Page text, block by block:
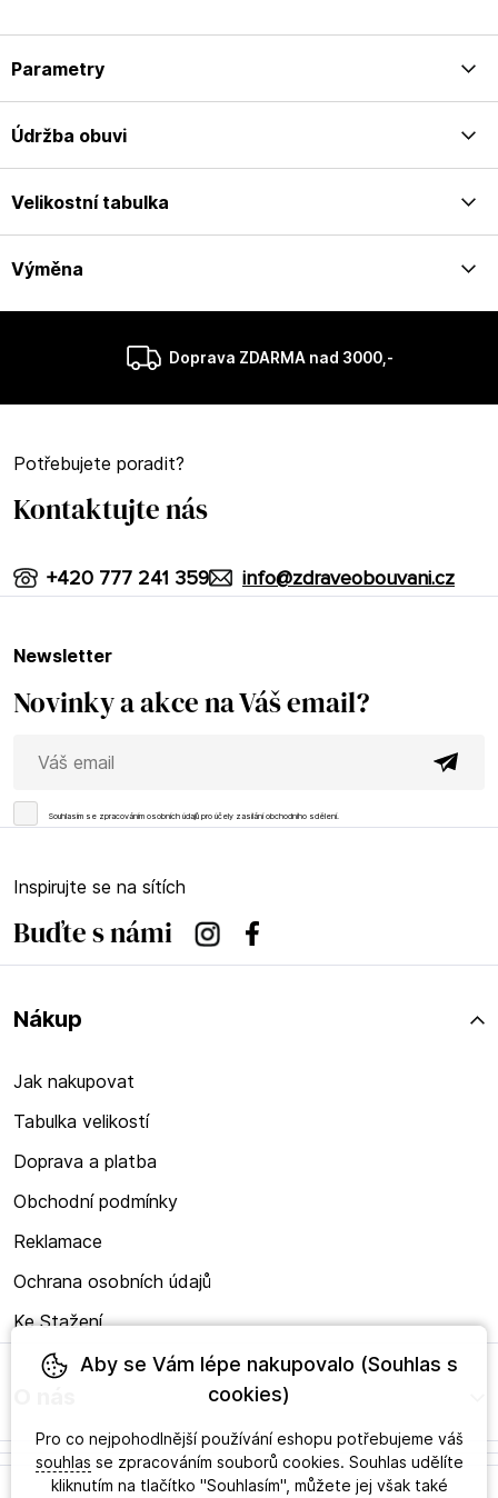
Parametry
Údržba obuvi
Velikostní tabulka
Výměna
Doprava ZDARMA nad 3000,-
Potřebujete poradit?
Kontaktujte nás
info@zdraveobouvani.cz
+420 777 241 359
newsletter
Novinky a akce na Váš email?
Souhlasím se zpracováním osobních údajů pro účely zasílání obchodního sdělení.
Inspirujte se na sítích
Buďte s námi InstagramFacebook
Nákup
Jak nakupovat
Tabulka velikostí
Doprava a platba
Obchodní podmínky
Reklamace
Ochrana osobních údajů
Ke Stažení
Aby se Vám lépe nakupovalo (Souhlas s
cookies)
Pro co nejpohodlnější používání eshopu potřebujeme váš
souhlas se zpracováním souborů cookies. Souhlas udělíte
kliknutím na tlačítko "Souhlasím", můžete jej však také